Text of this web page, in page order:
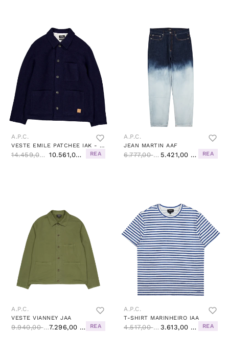
A.P.C.
VESTE EMILE PATCHEE IAK - DARK NAVY
14.459,00 Kč 10.561,00 Kč REA
A.P.C.
JEAN MARTIN AAF
6.777,00 Kč 5.421,00 Kč REA
A.P.C.
VESTE VIANNEY JAA
9.940,00 Kč 7.296,00 Kč REA
A.P.C.
T-SHIRT MARINHEIRO IAA
4.517,00 Kč 3.613,00 Kč REA